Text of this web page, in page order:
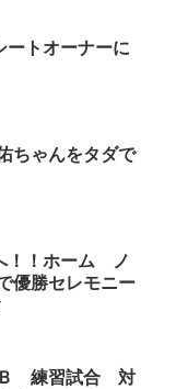
トオーナーに
ちゃんをタダで
！！ホーム ノ
優勝セレモニー
Ｂ 練習試合 対